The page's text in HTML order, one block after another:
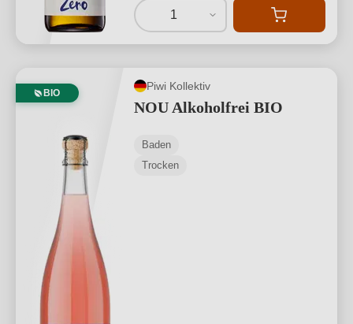
1
BIO
Piwi Kollektiv
NOU Alkoholfrei BIO
Baden
Trocken